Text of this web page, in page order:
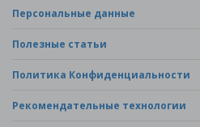
Персональные данные
Полезные статьи
Политика Конфиденциальности
Рекомендательные технологии